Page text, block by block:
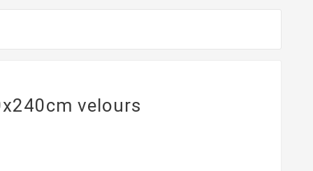
velours